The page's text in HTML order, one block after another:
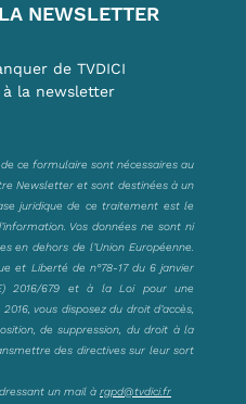
NEWSLETTER
de TVDICI
à la newsletter
ce formulaire sont nécessaires au
Newsletter et sont destinées à un
juridique de ce traitement est le
Vos données ne sont ni
en dehors de l’Union Européenne.
et Liberté de n°78-17 du 6 janvier
2016/679 et à la Loi pour une
vous disposez du droit d’accès,
de suppression, du droit à la
des directives sur leur sort
un mail à rgpd@tvdici.fr